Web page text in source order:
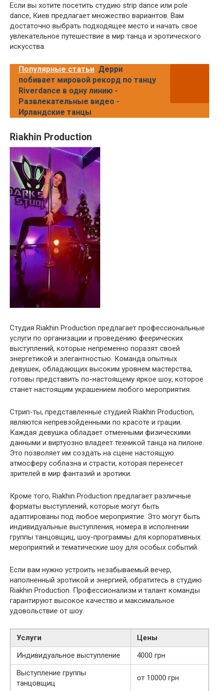
Если вы хотите посетить студию strip dance или pole
dance, Киев предлагает множество вариантов. Вам
достаточно выбрать подходящее место и начать свое
увлекательное путешествие в мир танца и эротического
искусства.
Популярные статьи Дерри
побивает мировой рекорд по танцу
Riverdance в одну линию -
Развлекательные видео -
Ирландские танцы
Riakhin Production
Студия Riakhin Production предлагает профессиональные
услуги по организации и проведению феерических
выступлений, которые непременно поразят своей
энергетикой и элегантностью. Команда опытных
девушек, обладающих высоким уровнем мастерства,
готовы представить по-настоящему яркое шоу, которое
станет настоящим украшением любого мероприятия.
Стрип-ты, представленные студией Riakhin Production,
являются непревзойденными по красоте и грации.
Каждая девушка обладает отменными физическими
данными и виртуозно владеет техникой танца на пилоне.
Это позволяет им создать на сцене настоящую
атмосферу соблазна и страсти, которая перенесет
зрителей в мир фантазий и эротики.
Кроме того, Riakhin Production предлагает различные
форматы выступлений, которые могут быть
адаптированы под любое мероприятие. Это могут быть
индивидуальные выступления, номера в исполнении
группы танцовщиц, шоу-программы для корпоративных
мероприятий и тематические шоу для особых событий.
Если вам нужно устроить незабываемый вечер,
наполненный эротикой и энергией, обратитесь в студию
Riakhin Production. Профессионализм и талант команды
гарантируют высокое качество и максимальное
удовольствие от шоу.
Услуги
Цены
Индивидуальное выступление
4000 грн
Выступление группы
танцовщиц
от 10000 грн